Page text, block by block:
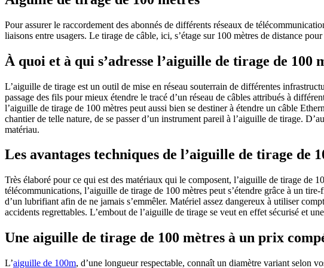
Pour assurer le raccordement des abonnés de différents réseaux de
liaisons entre usagers. Le tirage de câble, ici, s’étage sur 100 mètres de distance
À quoi et à qui s’adresse l’aiguille de tirage de 100
L’aiguille de tirage est un outil de mise en réseau souterrain de différentes
passage des fils pour mieux étendre le tracé d’un réseau de câbles attribués à
l’aiguille de tirage de 100 mètres peut aussi bien se destiner à étendre un câble
chantier de telle nature, de se passer d’un instrument pareil à l’aiguille de tirage.
matériau.
Les avantages techniques de l’aiguille de tirage de
Très élaboré pour ce qui est des matériaux qui le composent, l’aiguille de tirage de
télécommunications, l’aiguille de tirage de 100 mètres peut s’étendre grâce à un
d’un lubrifiant afin de ne jamais s’emmêler. Matériel assez dangereux à utiliser
accidents regrettables. L’embout de l’aiguille de tirage se veut en effet sécurisé et
Une aiguille de tirage de 100 mètres à un prix
L’aiguille de 100m, d’une longueur respectable, connaît un diamètre variant selon